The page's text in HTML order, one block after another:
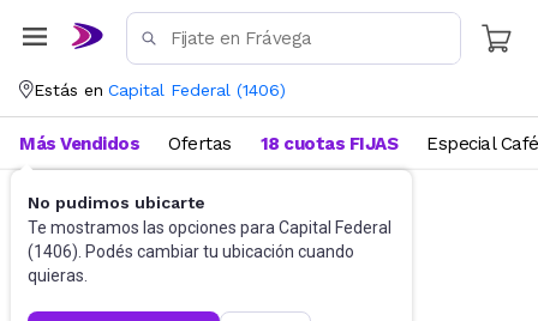
Estás en Capital Federal (1406)
No pudimos ubicarte
Te mostramos las opciones para Capital Federal
(1406). Podés cambiar tu ubicación cuando
quieras.
Más Vendidos Ofertas 18 cuotas FIJAS Especial Café
Informática Smartwatch